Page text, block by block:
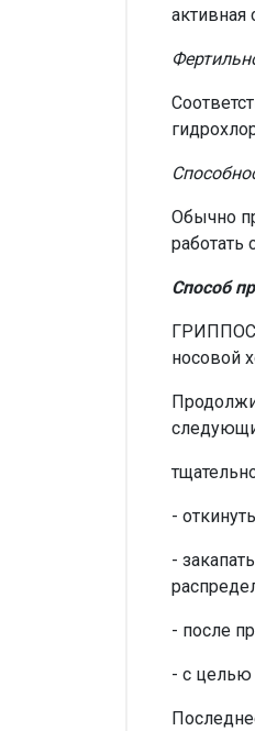
активная
Обычно
работать
Способ
носовой
-
-
- после
- с целью